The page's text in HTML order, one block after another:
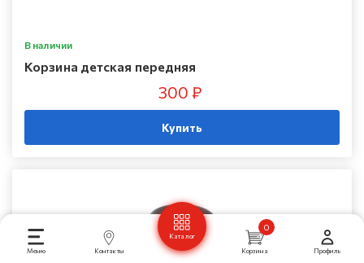
В наличии
Корзина детская передняя
300 ₽
Купить
Меню Контакты
Каталог
Корзина
0
Профиль